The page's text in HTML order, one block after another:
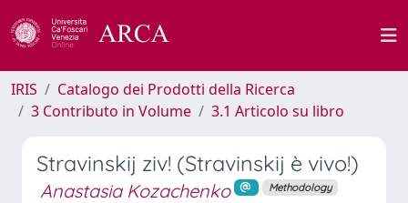
IRIS
Catalogo dei Prodotti della Ricerca
3 Contributo in Volume
3.1 Articolo su libro
Stravinskij ziv! (Stravinskij è vivo!)
Anastasia Kozachenko Methodology